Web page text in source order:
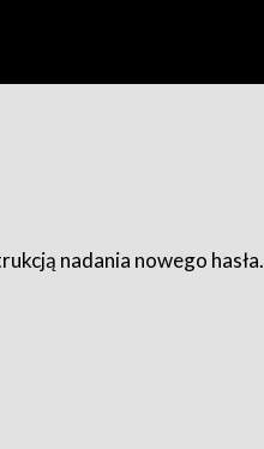
nadania nowego hasła.